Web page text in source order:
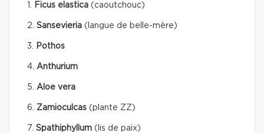
1. Ficus elastica (caoutchouc)
2. Sansevieria (langue de belle-mère)
3. Pothos
4. Anthurium
5. Aloe vera
6. Zamioculcas (plante ZZ)
7. Spathiphyllum (lis de paix)